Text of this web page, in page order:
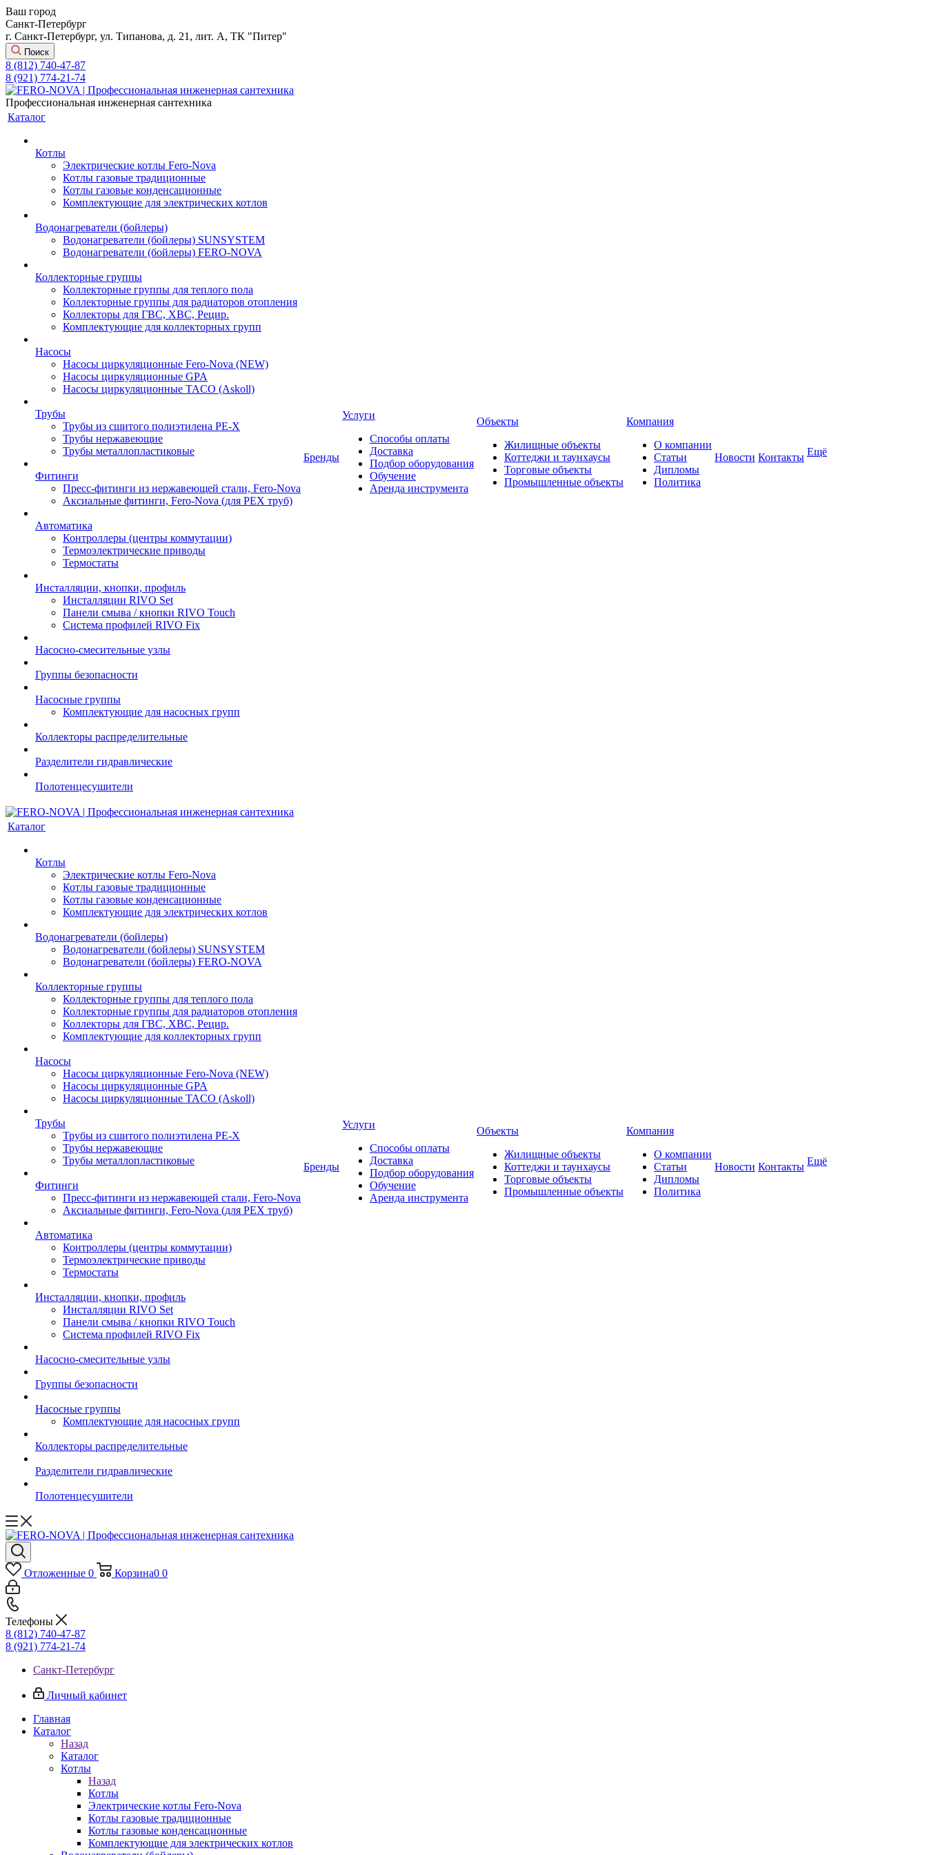
Ваш город
Санкт-Петербург
г. Санкт-Петербург, ул. Типанова, д. 21, лит. А, ТК "Питер"
Поиск
8 (812) 740-47-87
8 (921) 774-21-74
Профессиональная инженерная сантехника
Каталог
Котлы
Электрические котлы Fero-Nova
Котлы газовые традиционные
Котлы газовые конденсационные
Комплектующие для электрических котлов
Водонагреватели (бойлеры)
Водонагреватели (бойлеры) SUNSYSTEM
Водонагреватели (бойлеры) FERO-NOVA
Коллекторные группы
Коллекторные группы для теплого пола
Коллекторные группы для радиаторов отопления
Коллекторы для ГВС, ХВС, Рецир.
Комплектующие для коллекторных групп
Насосы
Насосы циркуляционные Fero-Nova (NEW)
Насосы циркуляционные GPA
Насосы циркуляционные TACO (Askoll)
Трубы
Трубы из сшитого полиэтилена PE-X
Трубы нержавеющие
Трубы металлопластиковые
Фитинги
Пресс-фитинги из нержавеющей стали, Fero-Nova
Аксиальные фитинги, Fero-Nova (для PEX труб)
Автоматика
Контроллеры (центры коммутации)
Термоэлектрические приводы
Термостаты
Инсталляции, кнопки, профиль
Инсталляции RIVO Set
Панели смыва / кнопки RIVO Touch
Система профилей RIVO Fix
Насосно-смесительные узлы
Группы безопасности
Насосные группы
Комплектующие для насосных групп
Коллекторы распределительные
Разделители гидравлические
Полотенцесушители
Бренды
Услуги
Способы оплаты
Доставка
Подбор оборудования
Обучение
Аренда инструмента
Объекты
Жилищные объекты
Коттеджи и таунхаусы
Торговые объекты
Промышленные объекты
Компания
О компании
Статьи
Дипломы
Политика
Новости Контакты Ещё
Каталог
Котлы
Электрические котлы Fero-Nova
Котлы газовые традиционные
Котлы газовые конденсационные
Комплектующие для электрических котлов
Водонагреватели (бойлеры)
Водонагреватели (бойлеры) SUNSYSTEM
Водонагреватели (бойлеры) FERO-NOVA
Коллекторные группы
Коллекторные группы для теплого пола
Коллекторные группы для радиаторов отопления
Коллекторы для ГВС, ХВС, Рецир.
Комплектующие для коллекторных групп
Насосы
Насосы циркуляционные Fero-Nova (NEW)
Насосы циркуляционные GPA
Насосы циркуляционные TACO (Askoll)
Трубы
Трубы из сшитого полиэтилена PE-X
Трубы нержавеющие
Трубы металлопластиковые
Фитинги
Пресс-фитинги из нержавеющей стали, Fero-Nova
Аксиальные фитинги, Fero-Nova (для PEX труб)
Автоматика
Контроллеры (центры коммутации)
Термоэлектрические приводы
Термостаты
Инсталляции, кнопки, профиль
Инсталляции RIVO Set
Панели смыва / кнопки RIVO Touch
Система профилей RIVO Fix
Насосно-смесительные узлы
Группы безопасности
Насосные группы
Комплектующие для насосных групп
Коллекторы распределительные
Разделители гидравлические
Полотенцесушители
Бренды
Услуги
Способы оплаты
Доставка
Подбор оборудования
Обучение
Аренда инструмента
Объекты
Жилищные объекты
Коттеджи и таунхаусы
Торговые объекты
Промышленные объекты
Компания
О компании
Статьи
Дипломы
Политика
Новости Контакты Ещё
Отложенные 0 Корзина0 0
Телефоны
8 (812) 740-47-87
8 (921) 774-21-74
Санкт-Петербург
Личный кабинет
Главная
Каталог
Назад
Каталог
Котлы
Назад
Котлы
Электрические котлы Fero-Nova
Котлы газовые традиционные
Котлы газовые конденсационные
Комплектующие для электрических котлов